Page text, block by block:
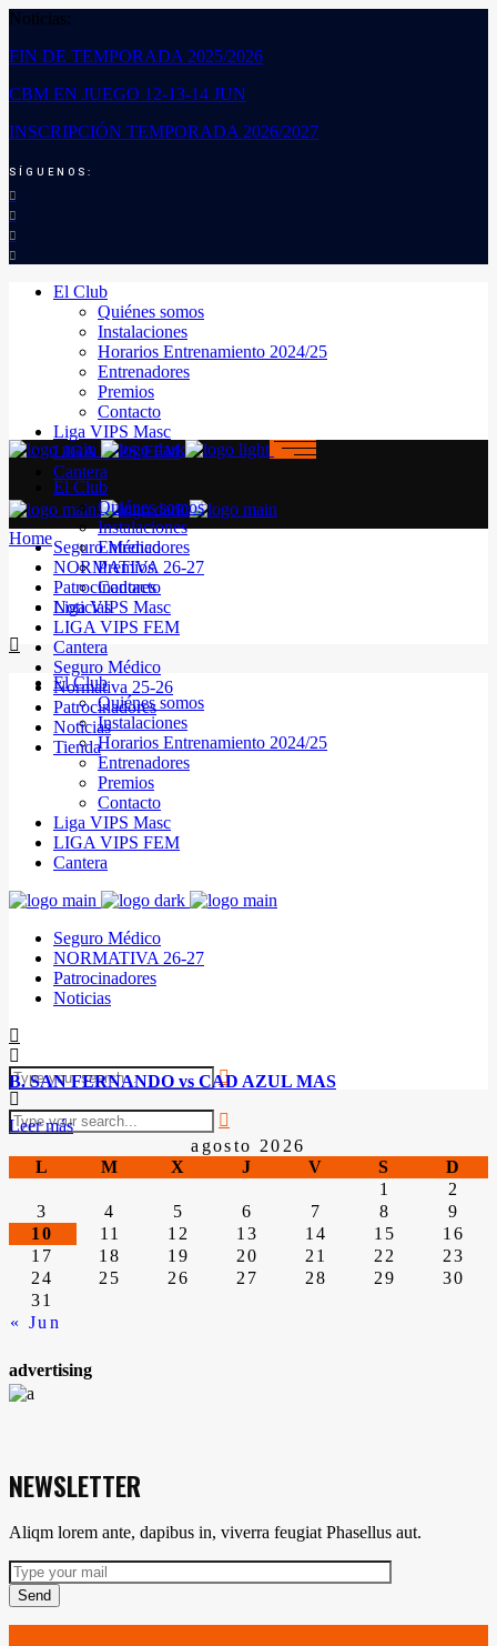
Noticias:
FIN DE TEMPORADA 2025/2026
CBM EN JUEGO 12-13-14 JUN
INSCRIPCIÓN TEMPORADA 2026/2027
SÍGUENOS:
El Club
Quiénes somos
Instalaciones
Horarios Entrenamiento 2024/25
Entrenadores
Premios
Contacto
Liga VIPS Masc
LIGA VIPS FEM
Cantera
Seguro Médico
NORMATIVA 26-27
Patrocinadores
Noticias
El Club
Quiénes somos
Instalaciones
Horarios Entrenamiento 2024/25
Entrenadores
Premios
Contacto
Liga VIPS Masc
LIGA VIPS FEM
Cantera
Seguro Médico
NORMATIVA 26-27
Patrocinadores
Noticias
El Club
Quiénes somos
Instalaciones
Entrenadores
Premios
Contacto
Liga VIPS Masc
LIGA VIPS FEM
Cantera
Seguro Médico
Normativa 25-26
Patrocinadores
Noticias
Tienda
Home
B. SAN FERNANDO vs CAD AZUL MAS
Leer más
agosto 2026
L
M X J V S D
« Jun
1
2
3
4 5 6 7 8
9
10
11 12 13 14 15
16
17
18 19 20 21 22
23
24
25 26 27 28 29
30
31
advertising
NEWSLETTER
Aliqm lorem ante, dapibus in, viverra feugiat Phasellus aut.
Send